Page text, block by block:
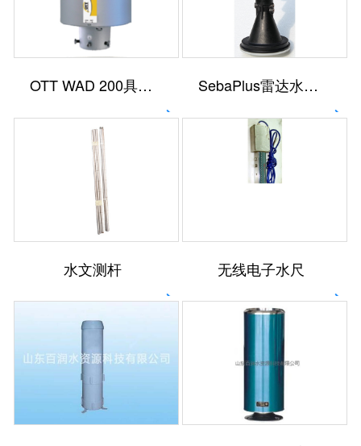
OTT WAD 200具有自动排水功能的称重法雨量计 SebaPlus雷达水位计
水文测杆 无线电子水尺